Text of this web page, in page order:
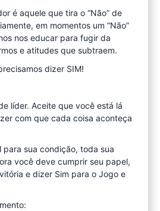
é aquele que tira o “Não” de
em momentos um “Não”
nos educar para fugir da
e atitudes que subtraem.
dizer SIM!
líder. Aceite que você está lá
com que cada coisa aconteça
sua condição, toda sua
você deve cumprir seu papel,
e dizer Sim para o Jogo e